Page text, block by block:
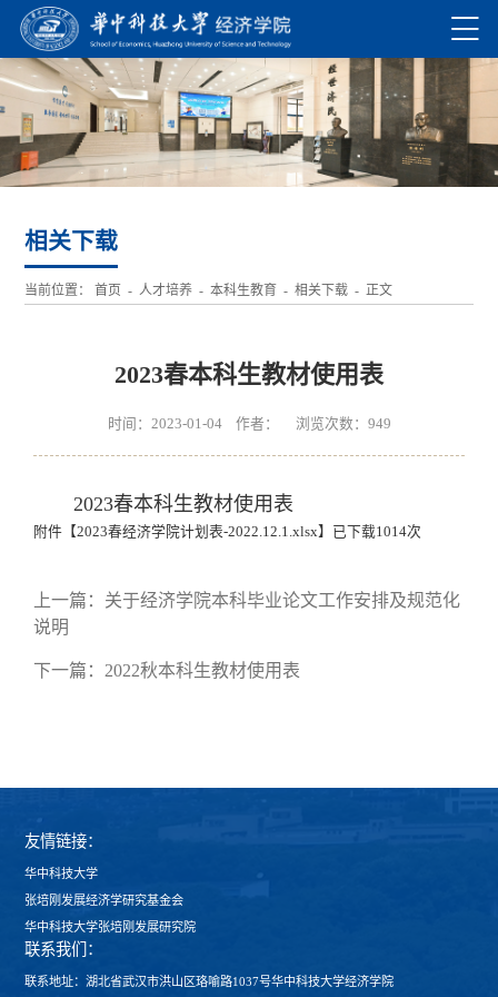
相关下载
当前位置：首页 -人才培养 -本科生教育 -相关下载 - 正文
2023春本科生教材使用表
时间：2023-01-04 作者： 浏览次数： 949
2023春本科生教材使用表
附件【2023春经济学院计划表-2022.12.1.xlsx】已下载1014次
上一篇： 关于经济学院本科毕业论文工作安排及规范化
说明
下一篇：2022秋本科生教材使用表
友情链接：
华中科技大学
张培刚发展经济学研究基金会
华中科技大学张培刚发展研究院
联系我们：
联系地址：湖北省武汉市洪山区珞喻路1037号华中科技大学经济学院